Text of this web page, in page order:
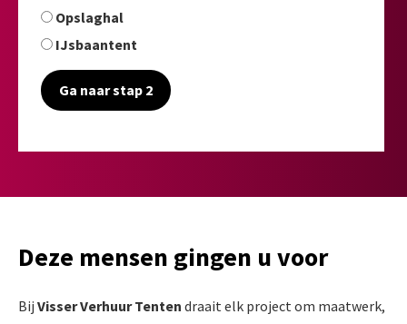
Opslaghal
IJsbaantent
Ga naar stap 2
Deze mensen gingen u voor
Bij Visser Verhuur Tenten draait elk project om maatwerk,